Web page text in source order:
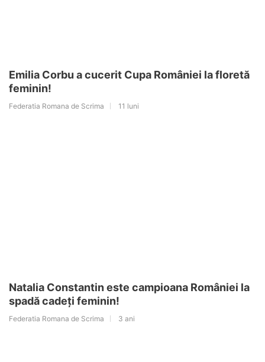
Emilia Corbu a cucerit Cupa României la floretă
feminin!
Federatia Romana de Scrima 11 luni
Natalia Constantin este campioana României la
spadă cadeți feminin!
Federatia Romana de Scrima 3 ani